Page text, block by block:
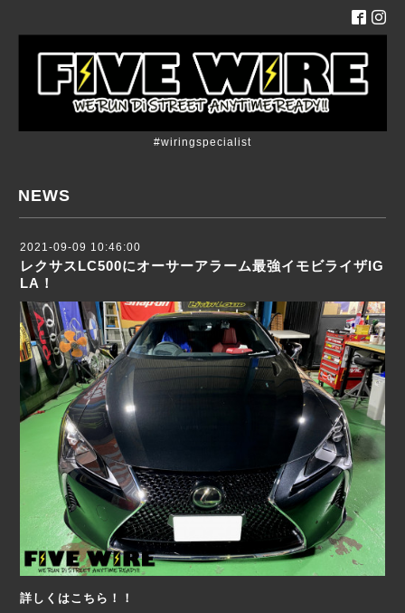
#wiringspecialist
NEWS
2021-09-09 10:46:00
レクサスLC500にオーサーアラーム最強イモビライザIG
LA！
詳しくはこちら！！